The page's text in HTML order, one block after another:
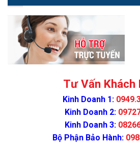
Tư Vấn Khách
Kinh Doanh 1:
Kinh Doanh 2:
Kinh Doanh 3:
Bộ Phận Bảo Hành: